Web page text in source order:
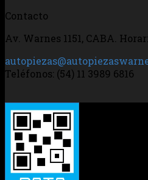
Contacto
Av. Warnes 1151, CABA.
Teléfonos: (54) 11 3989 6816